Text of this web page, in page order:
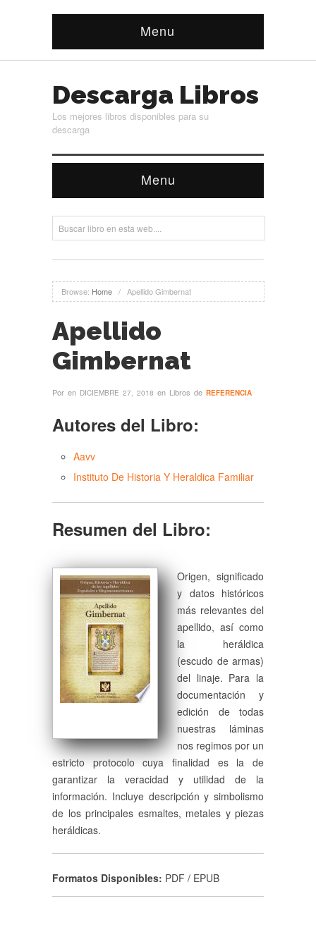
Menu
Descarga Libros
Los mejores libros disponibles para su
descarga
Menu
Browse: Home / Apellido Gimbernat
Apellido
Gimbernat
Por en DICIEMBRE 27, 2018 en Libros de REFERENCIA
Autores del Libro:
Aavv
Instituto De Historia Y Heraldica Familiar
Resumen del Libro:
Origen, significado
y datos históricos
más relevantes del
apellido, así como
la heráldica
(escudo de armas)
del linaje. Para la
documentación y
edición de todas
nuestras láminas
nos regimos por un
estricto protocolo cuya finalidad es la de
garantizar la veracidad y utilidad de la
información. Incluye descripción y simbolismo
de los principales esmaltes, metales y piezas
heráldicas.
Formatos Disponibles: PDF / EPUB